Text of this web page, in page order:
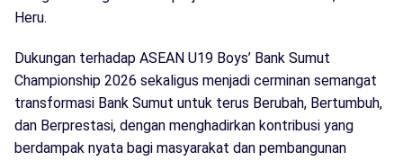
Heru.
Dukungan terhadap ASEAN U19 Boys’ Bank Sumut
Championship 2026 sekaligus menjadi cerminan semangat
transformasi Bank Sumut untuk terus Berubah, Bertumbuh,
dan Berprestasi, dengan menghadirkan kontribusi yang
berdampak nyata bagi masyarakat dan pembangunan